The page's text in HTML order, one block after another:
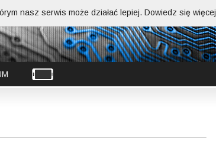
nasz serwis może działać lepiej. Dowiedz się więcej